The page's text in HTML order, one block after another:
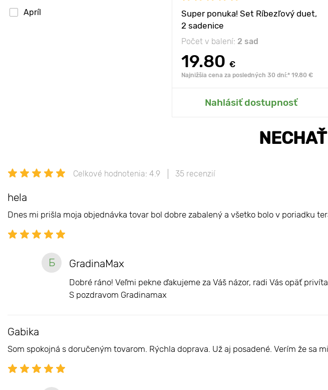
Apríl
Super ponuka! Set Ríbezľový duet,
2 sadenice
Počet v balení: 2 sad
19.80 €
Najnižšia cena za posledných 30 dní:* 19.80 €
Nahlásiť dostupnosť
Pridať do mojej záhrady
Celkové hodnotenia: 4.9 35 recenzií
hela
Dnes mi prišla moja objednávka tovar bol dobre zabalený a všetko bolo v poriadku
Б GradinaMax
Dobré ráno! Veľmi pekne ďakujeme za Váš názor, radi Vás opäť
S pozdravom Gradinamax
Gabika
Som spokojná s doručeným tovarom. Rýchla doprava. Už aj posadené. Verím že sa